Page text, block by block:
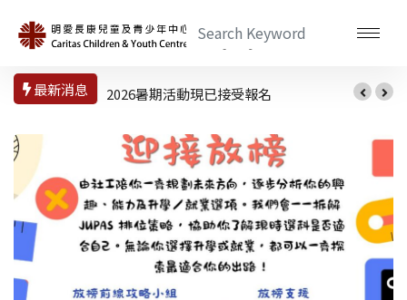
最新消息 2026暑期活動現已接受報名